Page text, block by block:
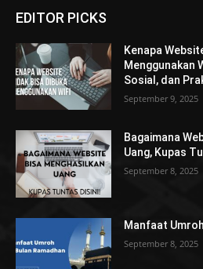
EDITOR PICKS
Kenapa
Menggunakan
Sosial, dan
September 9, 2025
Bagaimana
Uang, Kupas
September 8, 2025
Manfaat
September 8, 2025